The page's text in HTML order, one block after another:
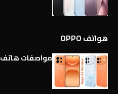
هواتف OPPO
مواصفات هاتف Oppo A7 Pro Max كاملة